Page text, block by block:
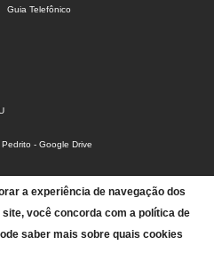
Guia Telefônico
- Google Drive
de Informática
a experiência de navegação dos
você concorda com a política de
saber mais sobre quais cookies